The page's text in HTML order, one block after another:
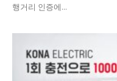
행거리 인증에...